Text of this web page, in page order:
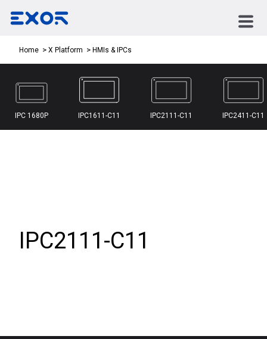
Home X Platform HMIs & IPCs
IPC 1680P IPC1611-C11 IPC2111-C11 IPC2411-C11
IPC2111-C11